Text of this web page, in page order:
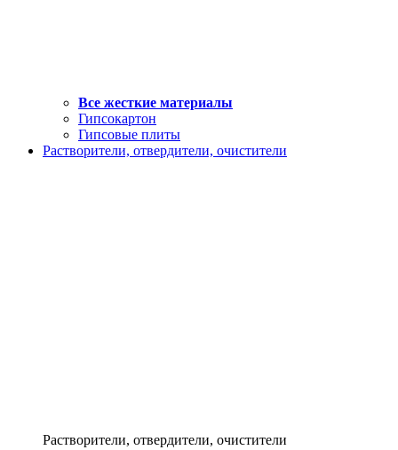
Все жесткие материалы
Гипсокартон
Гипсовые плиты
Растворители, отвердители, очистители
Растворители, отвердители, очистители